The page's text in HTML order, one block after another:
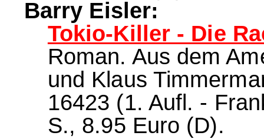
Barry Eisler:
Tokio-Killer - Die
Roman. Aus dem
und Klaus
16423 (1. Aufl. -
S., 8.95 Euro (D).